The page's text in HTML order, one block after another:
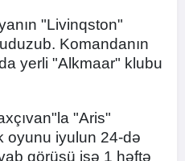
"Livinqston"
Komandanın
yerli "Alkmaar" klubu
"Aris"
oyunu iyulun 24-də
görüşü isə 1 həftə